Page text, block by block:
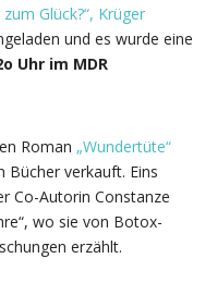
Glück?“, Krüger
und es wurde eine
Uhr im MDR
Roman „Wundertüte“
verkauft. Eins
Co-Autorin Constanze
wo sie von Botox-
erzählt.